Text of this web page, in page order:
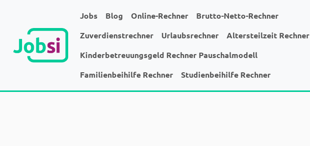
Jobs Blog Online-Rechner
Brutto-Netto-Rechner
Zuverdienstrechner
Urlaubsrechner
Altersteilzeit Rechner
Kinderbetreuungsgeld Rechner Pauschalmodell
Familienbeihilfe Rechner
Studienbeihilfe Rechner